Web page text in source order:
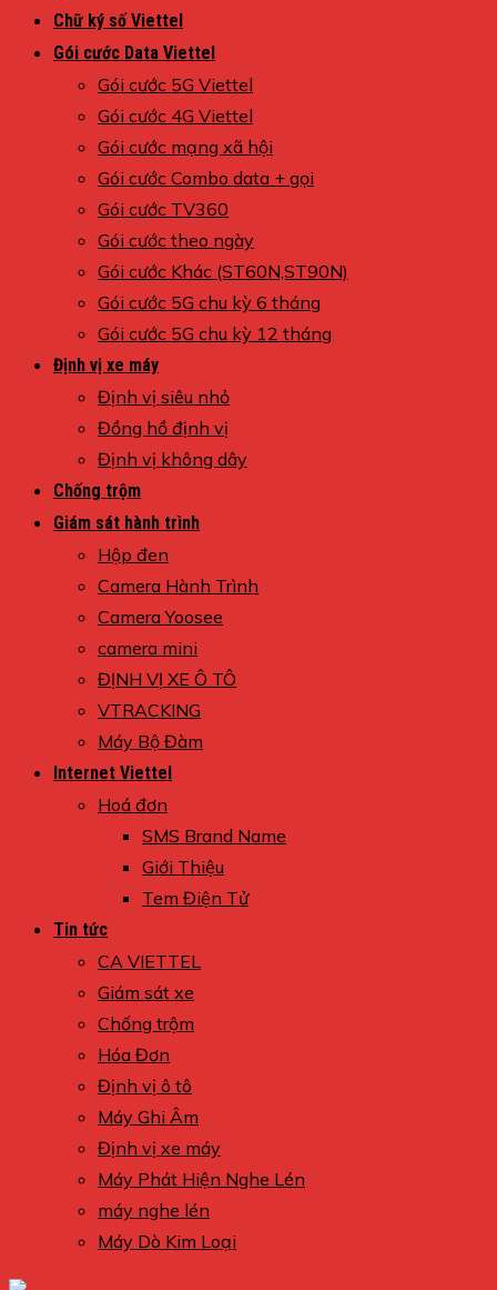
Chữ ký số Viettel
Gói cước Data Viettel
Gói cước 5G Viettel
Gói cước 4G Viettel
Gói cước mạng xã hội
Gói cước Combo data + gọi
Gói cước TV360
Gói cước theo ngày
Gói cước Khác (ST60N,ST90N)
Gói cước 5G chu kỳ 6 tháng
Gói cước 5G chu kỳ 12 tháng
Định vị xe máy
Định vị siêu nhỏ
Đồng hồ định vị
Định vị không dây
Chống trộm
Giám sát hành trình
Hộp đen
Camera Hành Trình
Camera Yoosee
camera mini
ĐỊNH VỊ XE Ô TÔ
VTRACKING
Máy Bộ Đàm
Internet Viettel
Hoá đơn
SMS Brand Name
Giới Thiệu
Tem Điện Tử
Tin tức
CA VIETTEL
Giám sát xe
Chống trộm
Hóa Đơn
Định vị ô tô
Máy Ghi Âm
Định vị xe máy
Máy Phát Hiện Nghe Lén
máy nghe lén
Máy Dò Kim Loại